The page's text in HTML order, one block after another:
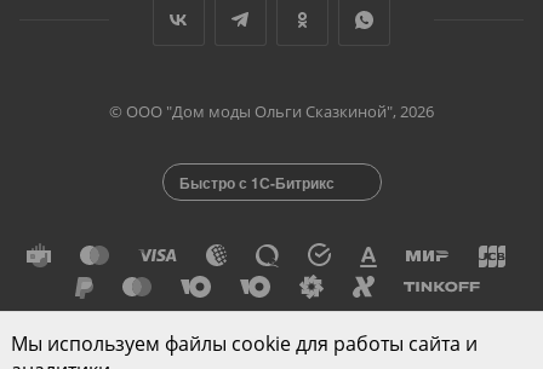
© ООО "Дом моды Ольги Сказкиной", 2026
Быстро с 1С-Битрикс
Разработано в
Мы используем файлы cookie для работы сайта и